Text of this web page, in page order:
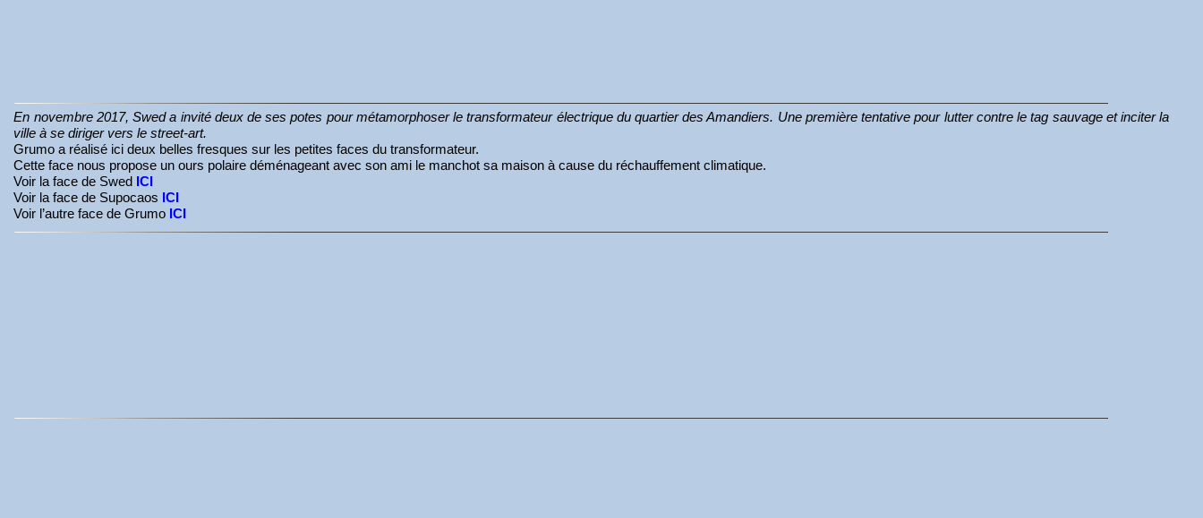
En novembre 2017, Swed a invité deux de ses potes pour métamorphoser le transformateur électrique du quartier des Amandiers. Une première tentative pour lutter contre le tag sauvage et inciter la
ville à se diriger vers le street-art.
Grumo a réalisé ici deux belles fresques sur les petites faces du transformateur.
Cette face nous propose un ours polaire déménageant avec son ami le manchot sa maison à cause du réchauffement climatique.
Voir la face de Swed ICI
Voir la face de Supocaos ICI
Voir l’autre face de Grumo ICI